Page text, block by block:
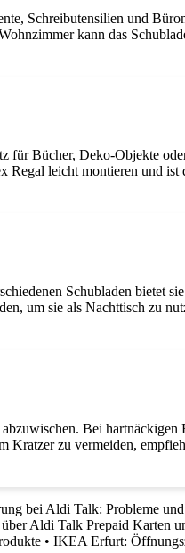
Schreibutensilien und
kann das
für Bücher, Deko-Objekte
leicht montieren und ist
Schubladen bietet
um sie als Nachttisch zu
Bei hartnäckigen
Kratzer zu vermeiden,
bei Aldi Talk: Probleme
Aldi Talk Prepaid Karten
• IKEA Erfurt: